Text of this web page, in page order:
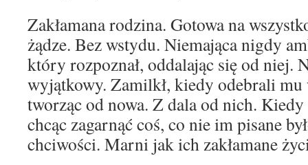
Zakłamana rodzina. Gotowa na
żądze. Bez wstydu. Niemająca nigdy
który rozpoznał, oddalając się od niej.
wyjątkowy. Zamilkł, kiedy odebrali
tworząc od nowa. Z dala od nich.
chcąc zagarnąć coś, co nie im pisane
chciwości. Marni jak ich zakłamane